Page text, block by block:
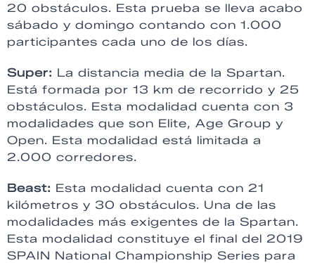
20 obstáculos. Esta prueba se lleva acabo
sábado y domingo contando con 1.000
participantes cada uno de los días.
Super: La distancia media de la Spartan.
Está formada por 13 km de recorrido y 25
obstáculos. Esta modalidad cuenta con 3
modalidades que son Elite, Age Group y
Open. Esta modalidad está limitada a
2.000 corredores.
Beast: Esta modalidad cuenta con 21
kilómetros y 30 obstáculos. Una de las
modalidades más exigentes de la Spartan.
Esta modalidad constituye el final del 2019
SPAIN National Championship Series para